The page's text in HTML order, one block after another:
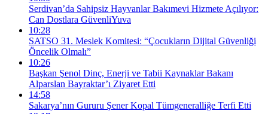
Serdivan’da Sahipsiz Hayvanlar Bakımevi Hizmete Açılıyor:
Can Dostlara GüvenliYuva
10:28
SATSO 31. Meslek Komitesi: “Çocukların Dijital Güvenliği
Öncelik Olmalı”
10:26
Başkan Şenol Dinç, Enerji ve Tabii Kaynaklar Bakanı
Alparslan Bayraktar’ı Ziyaret Etti
14:58
Sakarya’nın Gururu Şener Kopal Tümgeneralliğe Terfi Etti